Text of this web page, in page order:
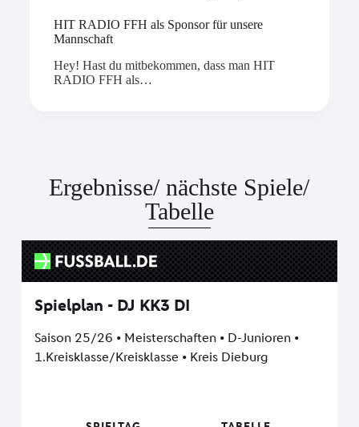
HIT RADIO FFH als Sponsor für unsere
Mannschaft
Hey! Hast du mitbekommen, dass man HIT
RADIO FFH als…
Ergebnisse/ nächste Spiele/
Tabelle